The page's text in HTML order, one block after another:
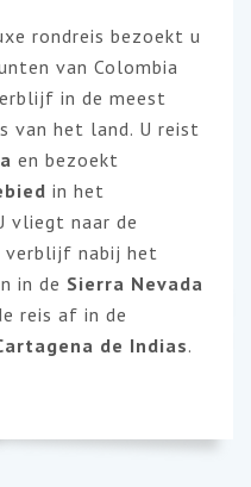
rondreis bezoekt u
van Colombia
in de meest
van het land. U reist
en bezoekt
in het
vliegt naar de
verblijf nabij het
in de Sierra Nevada
reis af in de
de Indias.